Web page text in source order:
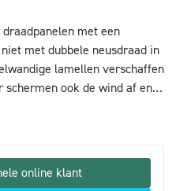
met een
met dubbele neusdraad in
lamellen verschaffen
ook de wind af en
rust van uw tuin te
online klant